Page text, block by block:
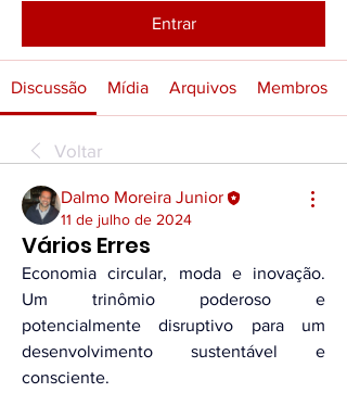
Entrar
Discussão Mídia Arquivos Membros
Voltar
Dalmo Moreira Junior
11 de julho de 2024
Vários Erres
Economia circular, moda e inovação.
Um trinômio poderoso e
potencialmente disruptivo para um
desenvolvimento sustentável e
consciente.